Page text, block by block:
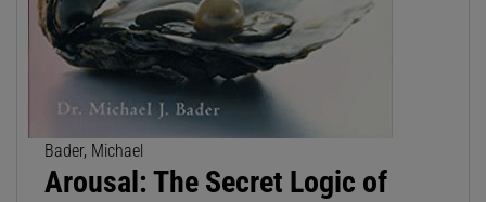
Bader, Michael
Arousal: The Secret Logic of